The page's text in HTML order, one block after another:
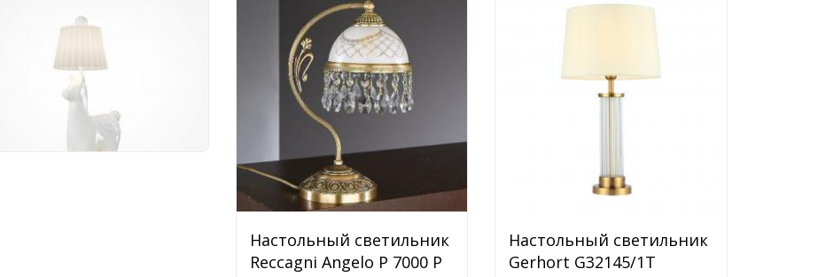
Настольный светильник
Maytoni Senor Alpaca
MOD377TL-L5W3K
18 990 руб.
Настольный светильник
Reccagni Angelo P 7000 P
Настольный светильник
Gerhort G32145/1T